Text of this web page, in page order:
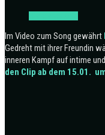
Im Video zum Song gewährt
Gedreht mit ihrer Freundin
inneren Kampf auf intime
den Clip ab dem 15.01.